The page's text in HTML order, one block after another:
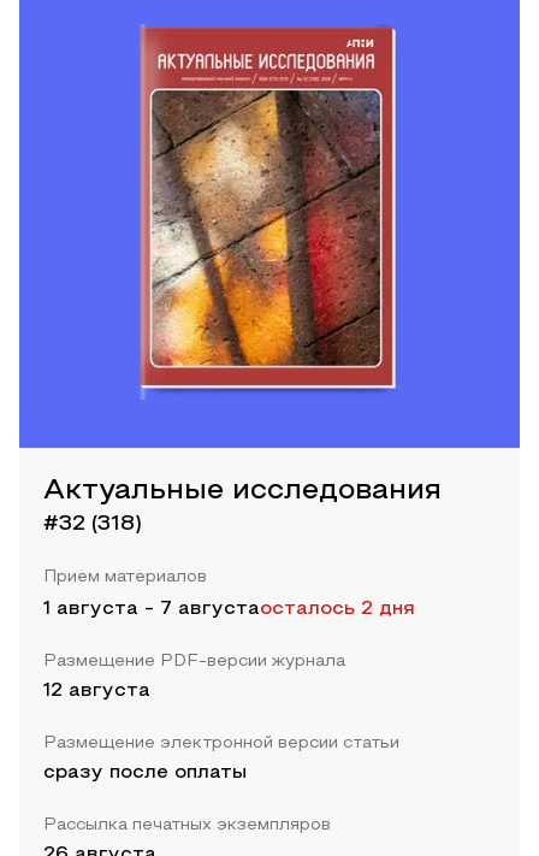
Актуальные исследования
#32 (318)
Прием материалов
1 августа - 7 августаосталось 2 дня
Размещение PDF-версии журнала
12 августа
Размещение электронной версии статьи
сразу после оплаты
Рассылка печатных экземпляров